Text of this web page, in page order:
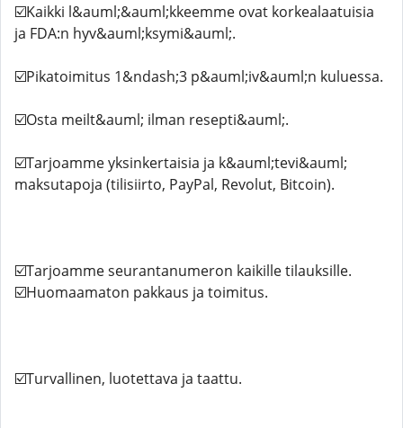
☑️Kaikki l&auml;&auml;kkeemme ovat korkealaatuisia
ja FDA:n hyv&auml;ksymi&auml;.
☑️Pikatoimitus 1&ndash;3 p&auml;iv&auml;n kuluessa.
☑️Osta meilt&auml; ilman resepti&auml;.
☑️Tarjoamme yksinkertaisia ​​ja k&auml;tevi&auml;
maksutapoja (tilisiirto, PayPal, Revolut, Bitcoin).
☑️Tarjoamme seurantanumeron kaikille tilauksille.
☑️Huomaamaton pakkaus ja toimitus.
☑️Turvallinen, luotettava ja taattu.